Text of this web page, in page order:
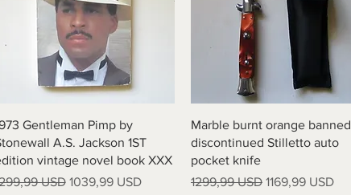
Vista rapida
Gentleman Pimp by
A.S. Jackson 1ST
vintage novel book XXX
regolare
USD Prezzo scontato
1039,99 USD
Vista rapida
Marble burnt orange banned
discontinued Stilletto auto
pocket knife
Prezzo regolare
1299,99 USD Prezzo scontato
1169,99 USD